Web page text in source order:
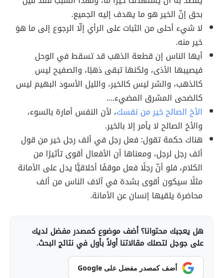
بحق إنّ الخير هو ما يهدف إليه الجميع.
لا شيء أحلى من الثبات على الرأي إلّا الرجوع إلى ما هوَ
خير منه.
أيها الناس إن قطعة الذهب قد تسقط في الوحل
فيصيبها الأذى، ولكنها تبقى ذهبًا، والصفيح ليس
كالذهب، والشر ليس كالخير، والليل الأسود البهيم ليس
كالضحى المشرق المضيء....
الأخ الصالح خير من نفسك، لأن النفس أمارة بالسوء،
والأخ الصالح لا يأمر إلا بالخير.
هناك حكمة تقول: فعل رجل في ألف رجل خير من قول
ألف رجل لرجل، ومعناها أن الأفعال أقوى تأثيرًا من
الكلام، فلو أنّ رجلًا فعل موقفًا أخلاقيًّا يدل على الأمانة
مثلًا سيكون أقوى بشدة في آلاف الناس من ألف
محاضرة يلقيها إنسان عن الأمانة.
هل يعجبك محتوانا؟ أضف موضوع كمصدر مفضل لديك
على جوجل لتصلك مقالاتنا أولاً بأول في نتائج البحث.
أضف كمصدر مفضل على Google